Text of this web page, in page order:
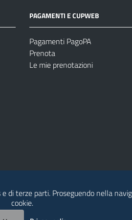
PAGAMENTI E CUPWEB
Pagamenti PagoPA
Prenota
Le mie prenotazioni
di Accessibilità
di terze parti. Proseguendo nella
cookie.